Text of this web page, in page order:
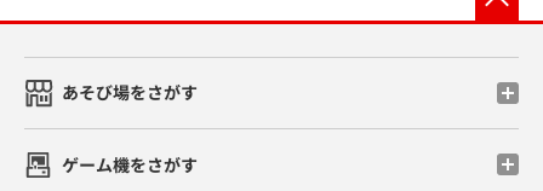
あそび場をさがす
ゲーム機をさがす